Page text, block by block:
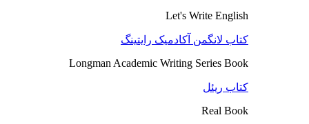
Let's Write English
کتاب لانگمن آکادمیک رایتینگ
Longman Academic Writing Series Book
کتاب ریئل
Real Book